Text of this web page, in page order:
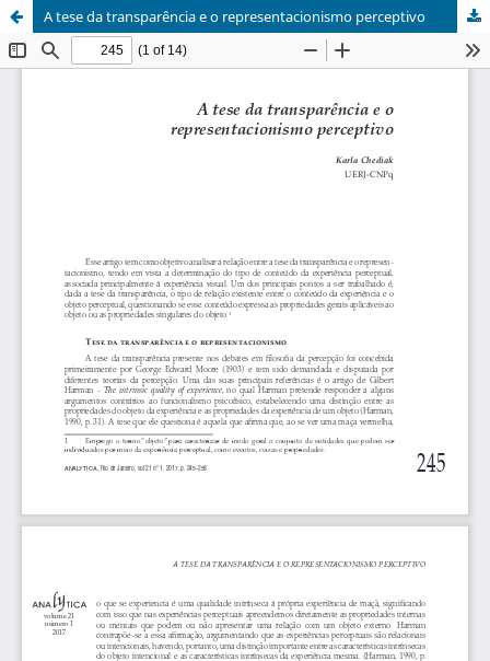
A tese da transparência e o representacionismo perceptivo